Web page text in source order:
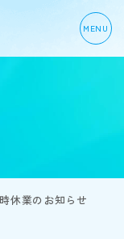
MENU
業のお知らせ